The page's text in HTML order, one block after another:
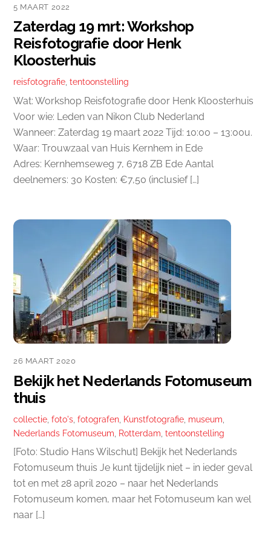
5 MAART 2022
Zaterdag 19 mrt: Workshop
Reisfotografie door Henk
Kloosterhuis
reisfotografie,tentoonstelling
Wat: Workshop Reisfotografie door Henk Kloosterhuis
Voor wie: Leden van Nikon Club Nederland
Wanneer: Zaterdag 19 maart 2022 Tijd: 10:00 – 13:00u.
Waar: Trouwzaal van Huis Kernhem in Ede
Adres: Kernhemseweg 7, 6718 ZB Ede Aantal
deelnemers: 30 Kosten: €7,50 (inclusief […]
26 MAART 2020
Bekijk het Nederlands Fotomuseum
thuis
collectie ,foto's ,fotografen Kunstfotografie museum
Nederlands Fotomuseum Rotterdam ,tentoonstelling
[Foto: Studio Hans Wilschut] Bekijk het Nederlands
Fotomuseum thuis Je kunt tijdelijk niet – in ieder geval
tot en met 28 april 2020 – naar het Nederlands
Fotomuseum komen, maar het Fotomuseum kan wel
naar […]